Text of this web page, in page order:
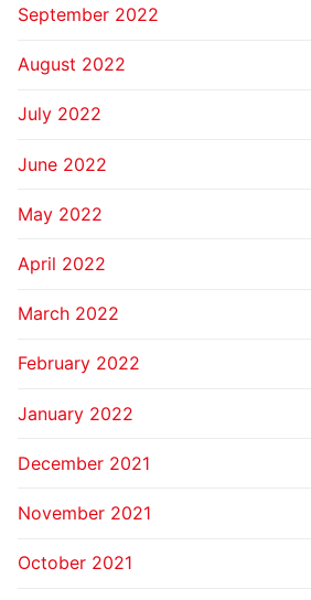
September 2022
August 2022
July 2022
June 2022
May 2022
April 2022
March 2022
February 2022
January 2022
December 2021
November 2021
October 2021